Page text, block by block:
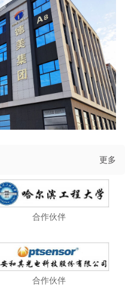
更多
合作伙伴
合作伙伴